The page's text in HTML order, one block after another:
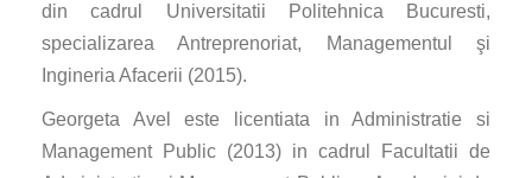
din cadrul Universitatii Politehnica Bucuresti,
specializarea Antreprenoriat, Managementul şi
Ingineria Afacerii (2015).
Georgeta Avel este licentiata in Administratie si
Management Public (2013) in cadrul Facultatii de